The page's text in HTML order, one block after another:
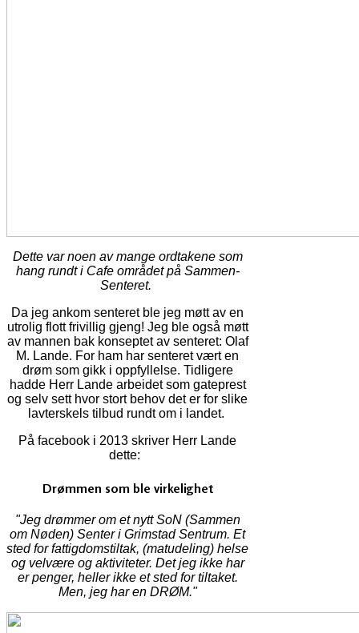
Dette var noen av mange ordtakene som
hang rundt i Cafe området på Sammen-
Senteret.
Da jeg ankom senteret ble jeg møtt av en
utrolig flott frivillig gjeng! Jeg ble også møtt
av mannen bak konseptet av senteret: Olaf
M. Lande. For ham har senteret vært en
drøm som gikk i oppfyllelse. Tidligere
hadde Herr Lande arbeidet som gateprest
og selv sett hvor stort behov det er for slike
lavterskels tilbud rundt om i landet.
På facebook i 2013 skriver Herr Lande
dette:
Drømmen som ble virkelighet
"Jeg drømmer om et nytt SoN (Sammen
om Nøden) Senter i Grimstad Sentrum. Et
sted for fattigdomstiltak, (matudeling) helse
og velvære og aktiviteter. Det jeg ikke har
er penger, heller ikke et sted for tiltaket.
Men, jeg har en DRØM."